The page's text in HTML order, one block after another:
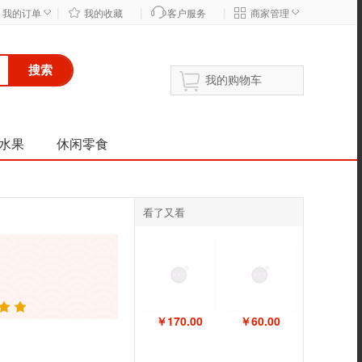
我的订单 ◇ 我的收藏 客户服务 商家管理 ◇
搜索
我的购物车
果 休闲零食
看了又看
￥170.00 ￥60.00